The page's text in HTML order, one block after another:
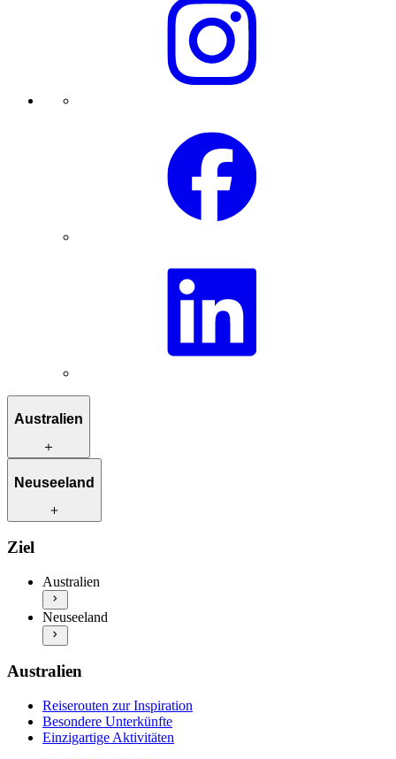
Australien
Reiserouten zur Inspiration
Einzigartige Aktivitäten
Flüge und Zwischenstopps
Autofahren in Australien
Praktische Informationen
Mehr Info & Inspiration
Neuseeland
Einzigartige Aktivitäten
Neuseeland entdecken
Beste Reisezeit
Flüge und Zwischenstopps
Praktische Informationen
Ziel
Australien
Neuseeland
Australien
Reiserouten zur Inspiration
Besondere Unterkünfte
Einzigartige Aktivitäten